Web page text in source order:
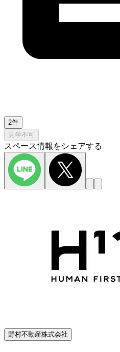
2件
見学不可
スペース情報をシェアする
野村不動産株式会社